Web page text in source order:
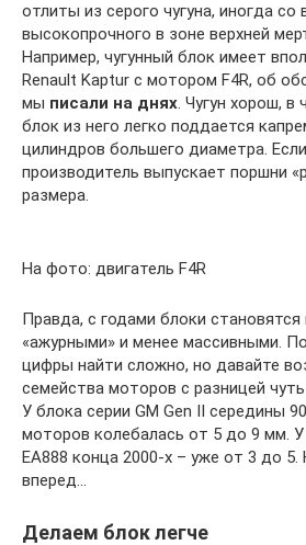
отлиты из серого чугуна, иногда со
высокопрочного в зоне верхней
Например, чугунный блок имеет
Renault Kaptur с мотором F4R, об
мы писали на днях. Чугун хорош, в
блок из него легко поддается
цилиндров большего диаметра.
производитель выпускает поршни
размера.
На фото: двигатель F4R
Правда, с годами блоки становятся
«ажурными» и менее массивными.
цифры найти сложно, но давайте
семейства моторов с разницей
У блока серии GM Gen II середины
моторов колебалась от 5 до 9 мм. У
EA888 конца 2000-х – уже от 3 до
вперед…
Делаем блок легче